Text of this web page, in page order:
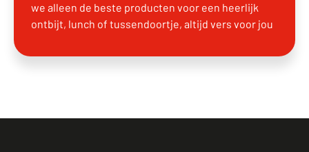
we alleen de beste producten voor een heerlijk
ontbijt, lunch of tussendoortje, altijd vers voor jou